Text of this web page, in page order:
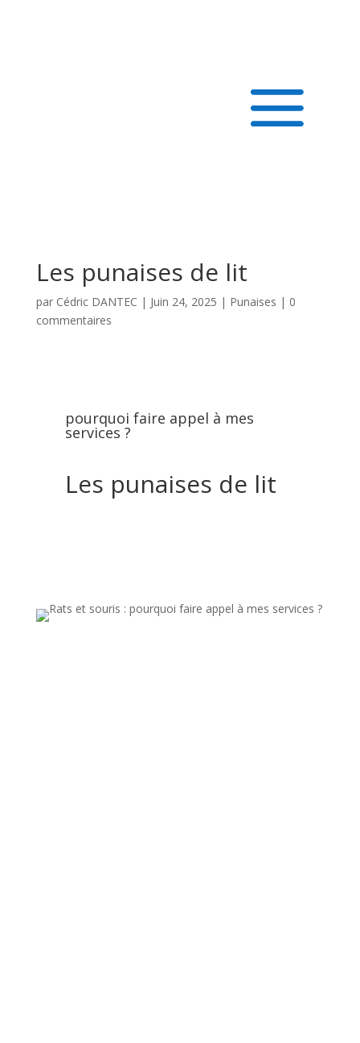
Les punaises de lit
par Cédric DANTEC | Juin 24, 2025 | Punaises | 0
commentaires
pourquoi faire appel à mes
services ?
Les punaises de lit